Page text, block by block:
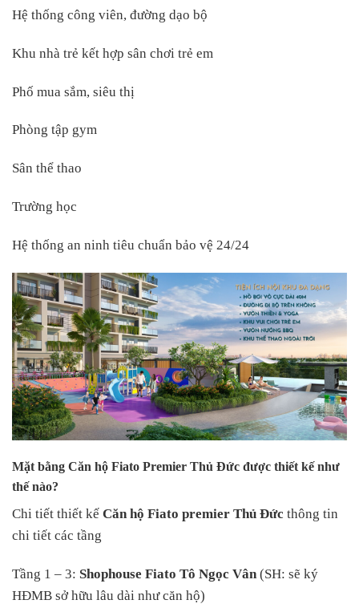
Hệ thống công viên, đường dạo bộ
Khu nhà trẻ kết hợp sân chơi trẻ em
Phố mua sắm, siêu thị
Phòng tập gym
Sân thể thao
Trường học
Hệ thống an ninh tiêu chuẩn bảo vệ 24/24
Mặt bằng Căn hộ Fiato Premier Thủ Đức được thiết kế như
thế nào?
Chi tiết thiết kế Căn hộ Fiato premier Thủ Đức thông tin
chi tiết các tầng
Tầng 1 – 3: Shophouse Fiato Tô Ngọc Vân(SH: sẽ ký
HĐMB sở hữu lâu dài như căn hộ)